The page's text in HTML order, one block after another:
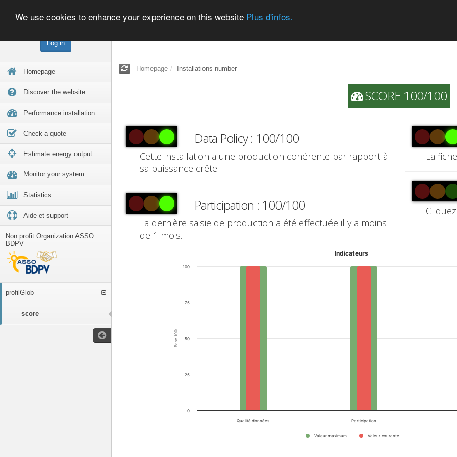
Log in
Homepage
Discover the website
Performance installation
Check a quote
Estimate energy output
Monitor your system
Statistics
Aide et support
Non profit Organization ASSO
BDPV
profilGlob
score
We use cookies to enhance your experience on this website Plus d'infos.
Homepage Installations number
SCORE 100/100
Data Policy : 100/100
Cette installation a une production cohérente par rapport à
sa puissance crête.
Participation : 100/100
La dernière saisie de production a été effectuée il y a moins
de 1 mois.
La
Base 100
Indicateurs
Valeur maximum Valeur courante
Qualité données Participation
0
25
50
75
100